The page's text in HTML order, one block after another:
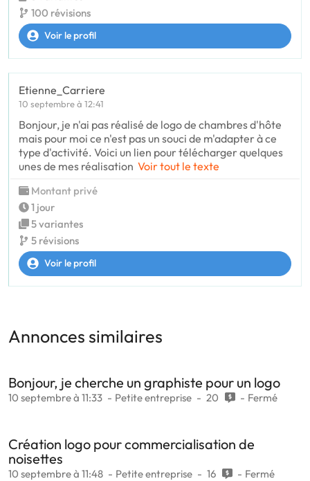
100 révisions
Voir le profil
Etienne_Carriere
10 septembre à 12:41
Bonjour, je n'ai pas réalisé de logo de chambres d'hôte
mais pour moi ce n'est pas un souci de m'adapter à ce
type d'activité. Voici un lien pour télécharger quelques
unes de mes réalisation Voir tout le texte
Montant privé
1 jour
5 variantes
5 révisions
Voir le profil
Annonces similaires
Bonjour, je cherche un graphiste pour un logo
10 septembre à 11:33 Petite entreprise 20 Fermé
Création logo pour commercialisation de
noisettes
10 septembre à 11:48 Petite entreprise 16 Fermé